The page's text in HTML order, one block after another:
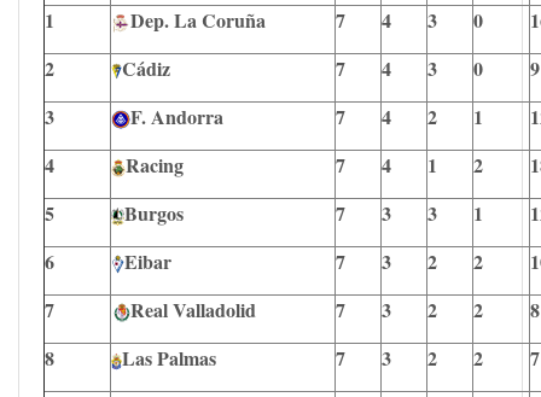
1
Dep. La Coruña 7 4 3 0
2
Cádiz 7 4 3 0
9
3
F. Andorra 7 4 2 1
4
Racing 7 4 1 2
5
Burgos 7 3 3 1
6
Eibar 7 3 2 2
7
Real Valladolid 7 3 2 2
8
8
Las Palmas 7 3 2 2
7